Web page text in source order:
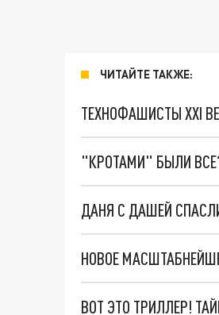
ЧИТАЙТЕ ТАКЖЕ:
ТЕХНОФАШИСТЫ XXI
"КРОТАМИ" БЫЛИ
ДАНЯ С ДАШЕЙ
ВОТ ЭТО ТРИЛЛЕР!